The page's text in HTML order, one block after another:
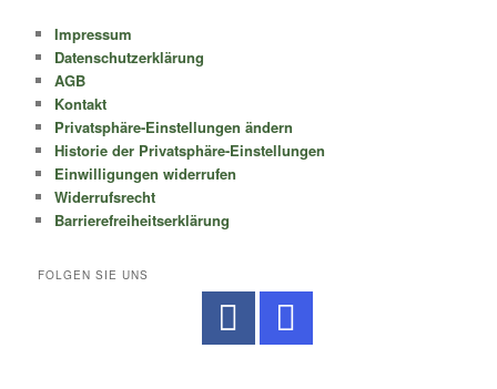
Impressum
Datenschutzerklärung
AGB
Kontakt
Privatsphäre-Einstellungen ändern
Historie der Privatsphäre-Einstellungen
Einwilligungen widerrufen
Widerrufsrecht
Barrierefreiheitserklärung
FOLGEN SIE UNS